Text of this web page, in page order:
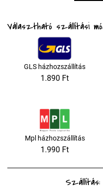
Választható szállítási
GLS házhozszállítás
1.890 Ft
Mpl házhozszállítás
1.990 Ft
Szállítás: